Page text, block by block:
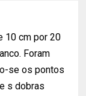
10 cm por 20
Foram
se os pontos
s dobras